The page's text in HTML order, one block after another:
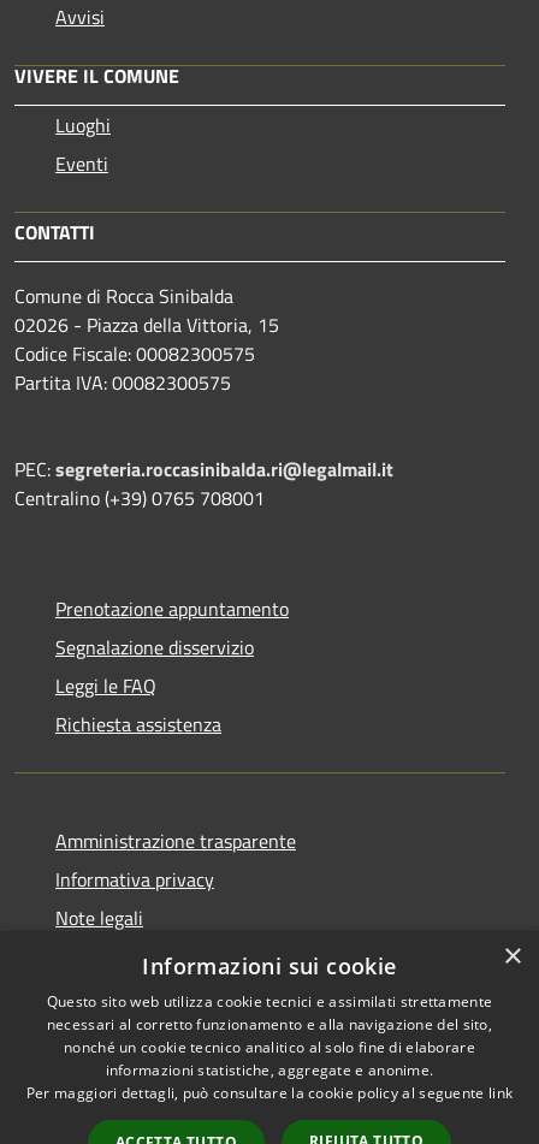
Avvisi
VIVERE IL COMUNE
Luoghi
Eventi
CONTATTI
Comune di Rocca Sinibalda
02026 - Piazza della Vittoria, 15
Codice Fiscale: 00082300575
Partita IVA: 00082300575
PEC:segreteria.roccasinibalda.ri@legalmail.it
Centralino (+39) 0765 708001
Prenotazione appuntamento
Segnalazione disservizio
Leggi le FAQ
Richiesta assistenza
Amministrazione trasparente
Informativa privacy
Note legali
Dichiarazione di accessibilità
Accessibilità
Copyright © 2026 • Comune di
Rocca Sinibalda • Powered by
Municipium• Accesso
×
Informazioni sui cookie
Questo sito web utilizza cookie tecnici e assimilati strettamente
necessari al corretto funzionamento e alla navigazione del sito,
nonché un cookie tecnico analitico al solo fine di elaborare
informazioni statistiche, aggregate e anonime.
Per maggiori dettagli, può consultare la cookie policy al seguente link